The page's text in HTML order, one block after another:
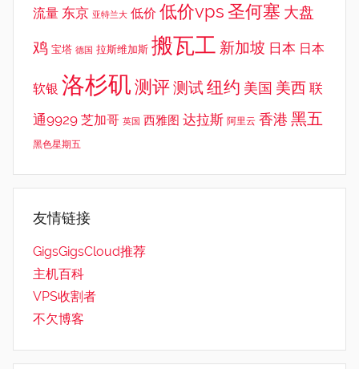
流量 东京 亚特兰大 低价 低价vps 圣何塞 大盘
鸡 宝塔 德国 拉斯维加斯 搬瓦工 新加坡 日本 日本
软银 洛杉矶 测评测试纽约 美国 美西 联
通9929 芝加哥 英国 西雅图 达拉斯 阿里云 香港 黑五
黑色星期五
友情链接
GigsGigsCloud推荐
主机百科
VPS收割者
不欠博客